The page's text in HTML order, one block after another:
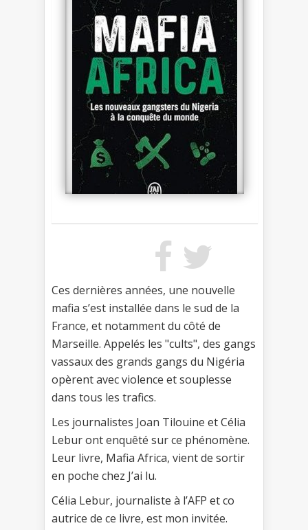
Ces dernières années, une nouvelle
mafia s’est installée dans le sud de la
France, et notamment du côté de
Marseille. Appelés les "cults", des gangs
vassaux des grands gangs du Nigéria
opèrent avec violence et souplesse
dans tous les trafics.
Les journalistes Joan Tilouine et Célia
Lebur ont enquêté sur ce phénomène.
Leur livre, Mafia Africa, vient de sortir
en poche chez J’ai lu.
Célia Lebur, journaliste à l’AFP et co
autrice de ce livre, est mon invitée.